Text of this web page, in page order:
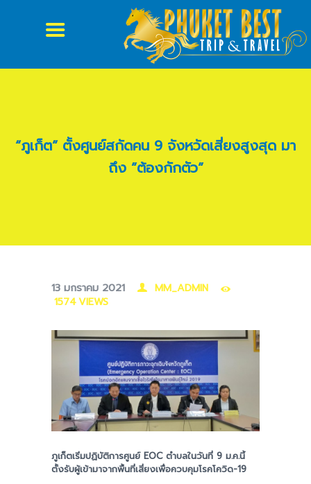
“ภูเก็ต” ตั้งศูนย์สกัดคน 9 จังหวัดเสี่ยงสูงสุด มา
ถึง ”ต้องกักตัว”
หน้าบ้าน
เกี่ยวกับเรา
VAN VIP PHUKET
13 มกราคม 2021
MM_ADMIN
1574VIEWS
ภูเก็ตเริ่มปฏิบัติการศูนย์ EOC ตำบลในวันที่ 9 ม.ค.นี้
ตั้งรับผู้เข้ามาจากพื้นที่เสี่ยงเพื่อควบคุมโรคโควิด-19